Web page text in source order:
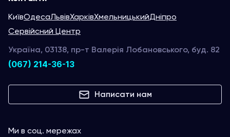
КиївОдесаЛьвівХарківХмельницькийДніпро
Сервійсний Центр
Україна, 03138, пр-т Валерія Лобановського, буд. 82
(067) 214-36-13
Написати нам
Ми в соц. мережах